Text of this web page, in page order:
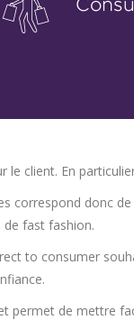
client. En
correspond donc
fast fashion.
to consumer
permet de mettre